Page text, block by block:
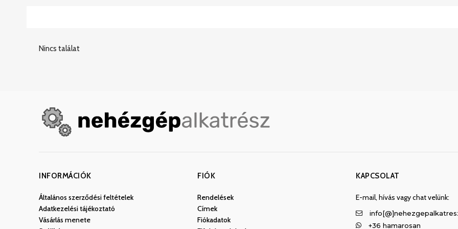
Nincs találat
INFORMÁCIÓK
Általános szerződési feltételek
Adatkezelési tájékoztató
Vásárlás menete
FIÓK
Rendelések
Címek
Fiókadatok
KAPCSOLAT
E-mail, hívás vagy chat velünk:
+36 hamarosan